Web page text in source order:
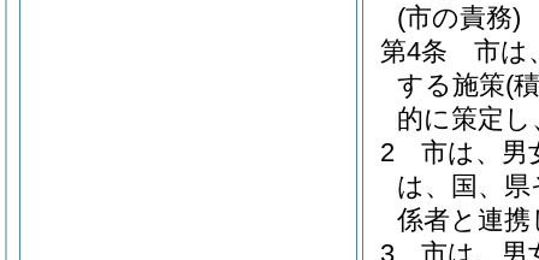
(市の責務)
第4条
市は
する施策(
的に策定
2
市は、男
は、国、
係者と連
3
市は、男